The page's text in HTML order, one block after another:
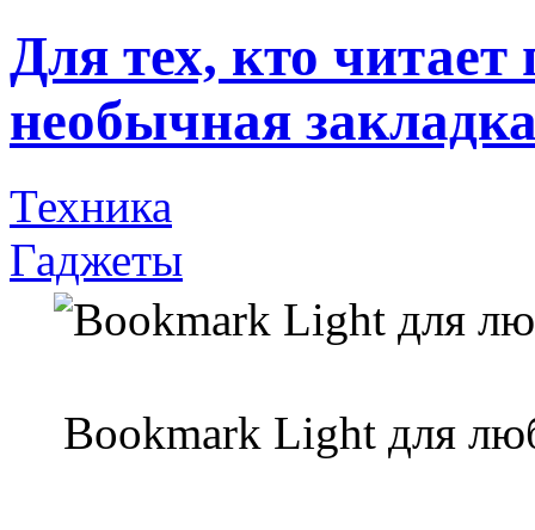
Для тех, кто
необычная
Техника
Гаджеты
Bookmark Light для